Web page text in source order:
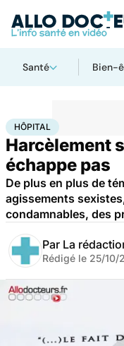
Santé Bien-
AccueilSanté
HÔPITAL
Harcèlement
échappe pas
De plus en plus de
agissements
condamnables, des
Par La
Rédigé le 25/10/